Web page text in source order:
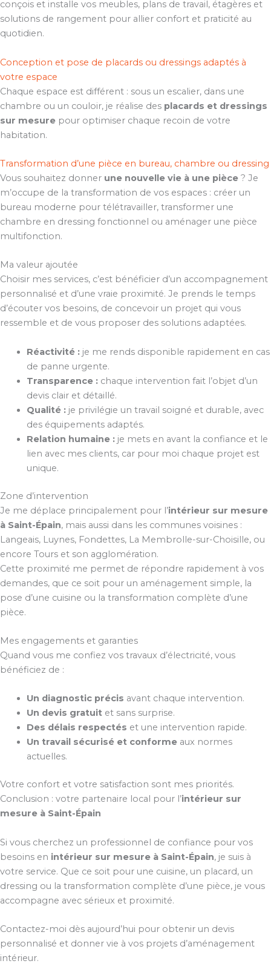
conçois et installe vos meubles, plans de travail, étagères et
solutions de rangement pour allier confort et praticité au
quotidien.
Conception et pose de placards ou dressings adaptés à
votre espace
Chaque espace est différent : sous un escalier, dans une
chambre ou un couloir, je réalise des placards et dressings
sur mesure pour optimiser chaque recoin de votre
habitation.
Transformation d’une pièce en bureau, chambre ou dressing
Vous souhaitez donner une nouvelle vie à une pièce ? Je
m’occupe de la transformation de vos espaces : créer un
bureau moderne pour télétravailler, transformer une
chambre en dressing fonctionnel ou aménager une pièce
multifonction.
Ma valeur ajoutée
Choisir mes services, c’est bénéficier d’un accompagnement
personnalisé et d’une vraie proximité. Je prends le temps
d’écouter vos besoins, de concevoir un projet qui vous
ressemble et de vous proposer des solutions adaptées.
Réactivité :je me rends disponible rapidement en cas
de panne urgente.
Transparence :chaque intervention fait l’objet d’un
devis clair et détaillé.
Qualité :je privilégie un travail soigné et durable, avec
des équipements adaptés.
Relation humaine :je mets en avant la confiance et le
lien avec mes clients, car pour moi chaque projet est
unique.
Zone d’intervention
Je me déplace principalement pour l’intérieur sur mesure
à Saint-Épain, mais aussi dans les communes voisines :
Langeais, Luynes, Fondettes, La Membrolle-sur-Choisille, ou
encore Tours et son agglomération.
Cette proximité me permet de répondre rapidement à vos
demandes, que ce soit pour un aménagement simple, la
pose d’une cuisine ou la transformation complète d’une
pièce.
Mes engagements et garanties
Quand vous me confiez vos travaux d’électricité, vous
bénéficiez de :
Un diagnostic précis avant chaque intervention.
Un devis gratuitet sans surprise.
Des délais respectés et une intervention rapide.
Un travail sécurisé et conformeaux normes
actuelles.
Votre confort et votre satisfaction sont mes priorités.
Conclusion : votre partenaire local pour l’intérieur sur
mesure à Saint-Épain
Si vous cherchez un professionnel de confiance pour vos
besoins en intérieur sur mesure à Saint-Épain, je suis à
votre service. Que ce soit pour une cuisine, un placard, un
dressing ou la transformation complète d’une pièce, je vous
accompagne avec sérieux et proximité.
Contactez-moi dès aujourd’hui pour obtenir un devis
personnalisé et donner vie à vos projets d’aménagement
intérieur.